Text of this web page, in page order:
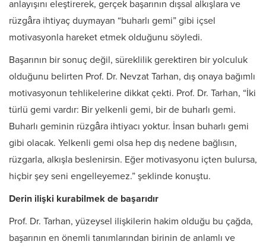
anlayışını eleştirerek, gerçek başarının dışsal alkışlara ve
rüzgâra ihtiyaç duymayan “buharlı gemi” gibi içsel
motivasyonla hareket etmek olduğunu söyledi.
Başarının bir sonuç değil, süreklilik gerektiren bir yolculuk
olduğunu belirten Prof. Dr. Nevzat Tarhan, dış onaya bağımlı
motivasyonun tehlikelerine dikkat çekti. Prof. Dr. Tarhan, “İki
türlü gemi vardır: Bir yelkenli gemi, bir de buharlı gemi.
Buharlı geminin rüzgâra ihtiyacı yoktur. İnsan buharlı gemi
gibi olacak. Yelkenli gemi olsa hep dış nedene bağlısın,
rüzgarla, alkışla beslenirsin. Eğer motivasyonu içten bulursa,
hiçbir şey seni engelleyemez.” şeklinde konuştu.
Derin ilişki kurabilmek de başarıdır
Prof. Dr. Tarhan, yüzeysel ilişkilerin hakim olduğu bu çağda,
başarının en önemli tanımlarından birinin de anlamlı ve